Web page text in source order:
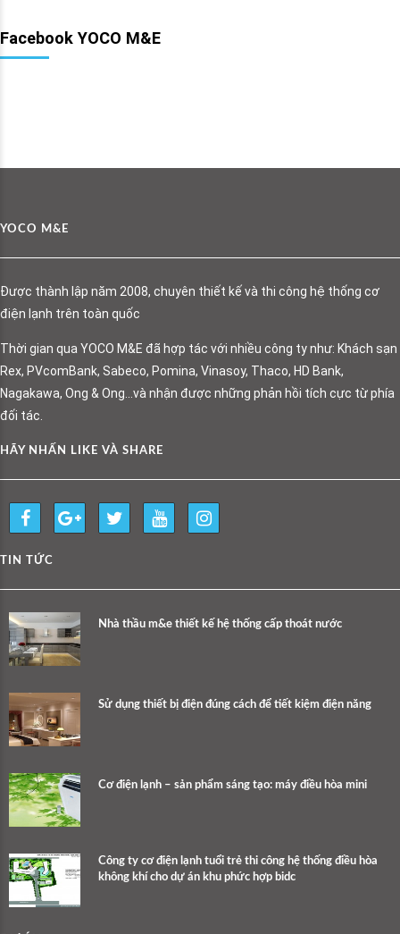
Facebook YOCO M&E
YOCO M&E
Được thành lập năm 2008, chuyên thiết kế và thi công hệ thống cơ
điện lạnh trên toàn quốc
Thời gian qua YOCO M&E đã hợp tác với nhiều công ty như: Khách sạn
Rex, PVcomBank, Sabeco, Pomina, Vinasoy, Thaco, HD Bank,
Nagakawa, Ong & Ong…và nhận được những phản hồi tích cực từ phía
đối tác.
HÃY NHẤN LIKE VÀ SHARE
TIN TỨC
Nhà thầu m&e thiết kế hệ thống cấp thoát nước
Sử dụng thiết bị điện đúng cách để tiết kiệm điện năng
Cơ điện lạnh – sản phẩm sáng tạo: máy điều hòa mini
Công ty cơ điện lạnh tuổi trẻ thi công hệ thống điều hòa
không khí cho dự án khu phức hợp bidc